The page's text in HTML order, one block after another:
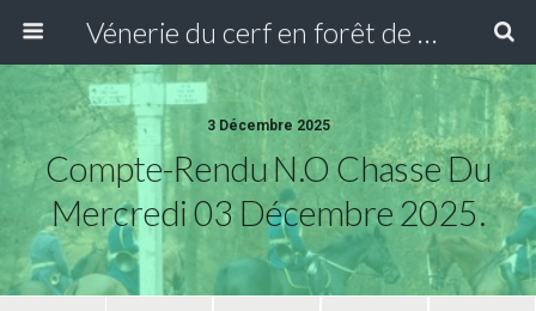
Vénerie du cerf en forêt de Compiègne
3 Décembre 2025
Compte-Rendu N.O Chasse Du
Mercredi 03 Décembre 2025.